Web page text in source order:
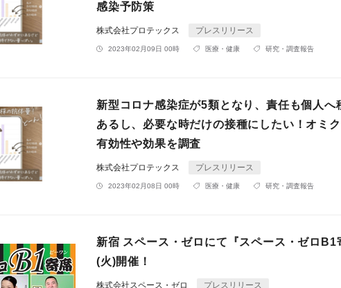
感染予防策
株式会社プロテックス プレスリリース
2023年02月09日 00時 医療・健康 研究・調査報告
新型コロナ感染症が5類となり、責任も個人
あるし、必要な時だけの接種にしたい！オミ
有効性や効果を調査
株式会社プロテックス プレスリリース
2023年02月08日 00時 医療・健康 研究・調査報告
新宿 スペース・ゼロにて『スペース・ゼロ
(火)開催！
株式会社スペース・ゼロ プレスリリース